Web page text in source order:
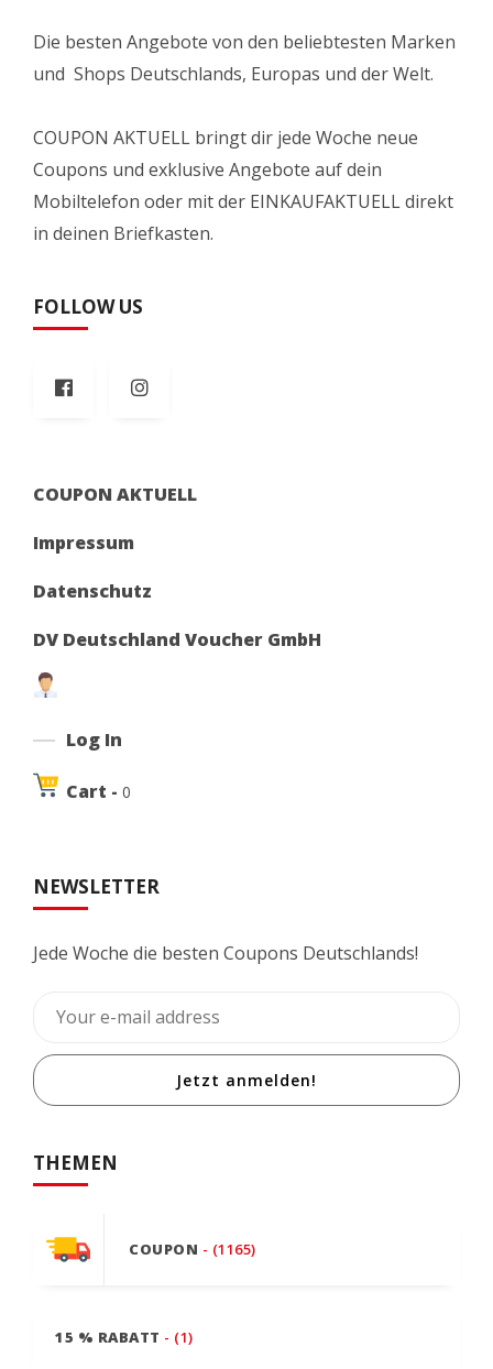
Die besten Angebote von den beliebtesten Marken
und Shops Deutschlands, Europas und der Welt.
COUPON AKTUELL bringt dir jede Woche neue
Coupons und exklusive Angebote auf dein
Mobiltelefon oder mit der EINKAUFAKTUELL direkt
in deinen Briefkasten.
FOLLOW US
COUPON AKTUELL
Impressum
Datenschutz
DV Deutschland Voucher GmbH
Log In
Cart - 0
NEWSLETTER
Jede Woche die besten Coupons Deutschlands!
Jetzt anmelden!
THEMEN
COUPON - (1165)
15 % RABATT - (1)